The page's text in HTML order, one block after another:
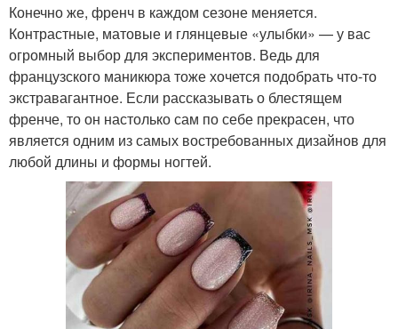
Конечно же, френч в каждом сезоне меняется.
Контрастные, матовые и глянцевые «улыбки» — у вас
огромный выбор для экспериментов. Ведь для
французского маникюра тоже хочется подобрать что-то
экстравагантное. Если рассказывать о блестящем
френче, то он настолько сам по себе прекрасен, что
является одним из самых востребованных дизайнов для
любой длины и формы ногтей.